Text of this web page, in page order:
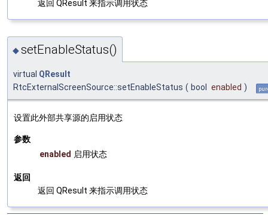
返回 QResult 来指示调用状态
◆setEnableStatus()
virtual QResult
RtcExternalScreenSource::setEnableStatus ( bool enabled )
设置此外部共享源的启用状态
参数
enabled 启用状态
返回
返回 QResult 来指示调用状态